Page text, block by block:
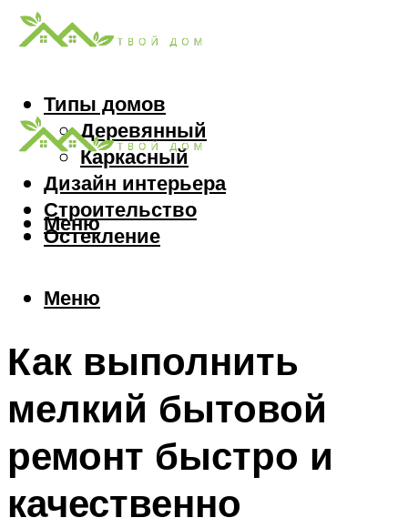
Типы домов
Деревянный
Каркасный
Дизайн интерьера
Строительство
Остекление
Меню
Меню
Как выполнить
мелкий бытовой
ремонт быстро и
качественно